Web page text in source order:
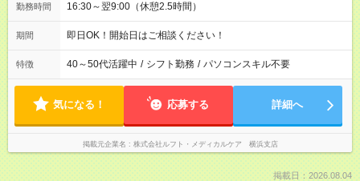
勤務時間 16:30～翌9:00（休憩2.5時間）
期間 即日OK！開始日はご相談ください！
特徴 40～50代活躍中 / シフト勤務 / パソコンスキル不要
気になる！ 応募する 詳細へ
掲載元企業名 株式会社ルフト・メディカルケア 横浜支店
掲載日：2026.08.04